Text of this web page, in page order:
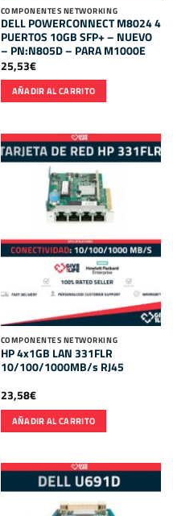
COMPONENTES NETWORKING
DELL POWERCONNECT M8024 4
PUERTOS 10GB SFP+ – NUEVO
– PN:N805D – PARA M1000E
25,53€
AÑADIR AL CARRITO
COMPONENTES NETWORKING
HP 4x1GB LAN 331FLR
10/100/1000MB/s RJ45
23,58€
AÑADIR AL CARRITO